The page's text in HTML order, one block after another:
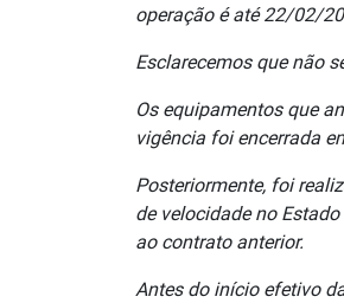
operação é até 22/02/
Esclarecemos que não
Os equipamentos que
vigência foi encerrada
Posteriormente, foi
de velocidade no
ao contrato anterior.
Antes do início efetivo